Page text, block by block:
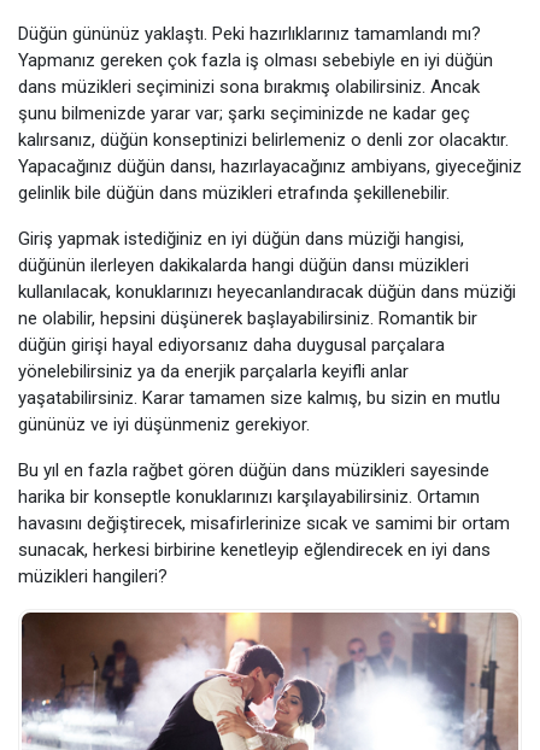
Düğün gününüz yaklaştı. Peki hazırlıklarınız tamamlandı mı?
Yapmanız gereken çok fazla iş olması sebebiyle en iyi düğün
dans müzikleri seçiminizi sona bırakmış olabilirsiniz. Ancak
şunu bilmenizde yarar var; şarkı seçiminizde ne kadar geç
kalırsanız, düğün konseptinizi belirlemeniz o denli zor olacaktır.
Yapacağınız düğün dansı, hazırlayacağınız ambiyans, giyeceğiniz
gelinlik bile düğün dans müzikleri etrafında şekillenebilir.
Giriş yapmak istediğiniz en iyi düğün dans müziği hangisi,
düğünün ilerleyen dakikalarda hangi düğün dansı müzikleri
kullanılacak, konuklarınızı heyecanlandıracak düğün dans müziği
ne olabilir, hepsini düşünerek başlayabilirsiniz. Romantik bir
düğün girişi hayal ediyorsanız daha duygusal parçalara
yönelebilirsiniz ya da enerjik parçalarla keyifli anlar
yaşatabilirsiniz. Karar tamamen size kalmış, bu sizin en mutlu
gününüz ve iyi düşünmeniz gerekiyor.
Bu yıl en fazla rağbet gören düğün dans müzikleri sayesinde
harika bir konseptle konuklarınızı karşılayabilirsiniz. Ortamın
havasını değiştirecek, misafirlerinize sıcak ve samimi bir ortam
sunacak, herkesi birbirine kenetleyip eğlendirecek en iyi dans
müzikleri hangileri?